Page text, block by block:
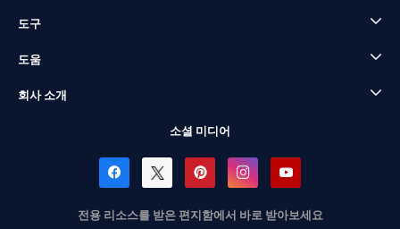
도구
도움
회사 소개
소셜 미디어
전용 리소스를 받은 편지함에서 바로 받아보세요